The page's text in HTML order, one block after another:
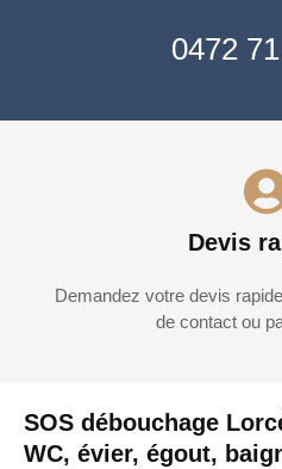
SOS débouchage
WC, évier, égout,
0472
Devis
Demandez votre devis
de contact ou